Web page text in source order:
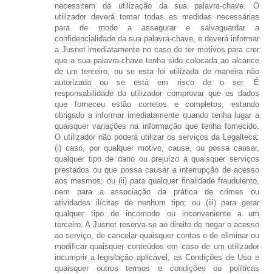
necessitem da utilização da sua palavra-chave. O
utilizador deverá tomar todas as medidas necessárias
para de modo a assegurar e salvaguardar a
confidencialidade da sua palavra-chave, e deverá informar
a Jusnet imediatamente no caso de ter motivos para crer
que a sua palavra-chave tenha sido colocada ao alcance
de um terceiro, ou se esta foi utilizada de maneira não
autorizada ou se está em risco de o ser. É
responsabilidade do utilizador comprovar que os dados
que forneceu estão corretos e completos, estando
obrigado a informar imediatamente quando tenha lugar a
quaisquer variações na informação que tenha fornecido.
O utilizador não poderá utilizar os serviços da Legalteca:
(i) caso, por qualquer motivo, cause, ou possa causar,
qualquer tipo de dano ou prejuízo a quaisquer serviços
prestados ou que possa causar a interrupção de acesso
aos mesmos; ou (ii) para qualquer finalidade fraudulento,
nem para a associação da prática de crimes ou
atividades ilícitas de nenhum tipo; ou (iii) para gerar
qualquer tipo de incomodo ou inconveniente a um
terceiro. A Jusnet reserva-se ao direito de negar o acesso
ao serviço, de cancelar quaisquer contas e de eliminar ou
modificar quaisquer conteúdos em caso de um utilizador
incumprir a legislação aplicável, as Condições de Uso e
quaisquer outros termos e condições ou políticas